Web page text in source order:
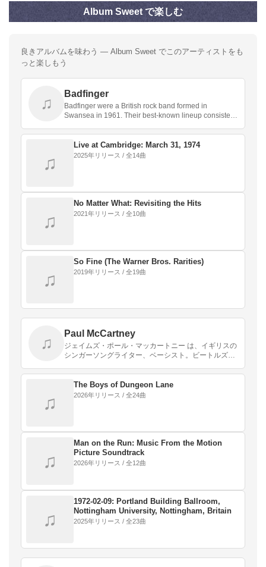
Album Sweet で楽しむ
良きアルバムを味わう — Album Sweet でこのアーティストをも
っと楽しもう
♫
Badfinger
Badfinger were a British rock band formed in
Swansea in 1961. Their best-known lineup consisted
♫
Live at Cambridge: March 31, 1974
2025年リリース / 全14曲
♫
No Matter What: Revisiting the Hits
2021年リリース / 全10曲
♫
So Fine (The Warner Bros. Rarities)
2019年リリース / 全19曲
♫
Paul McCartney
ジェイムズ・ポール・マッカートニー は、イギリスの
シンガーソングライター、ベーシスト。ビートルズの
が、父のファーストネームも同じくジェイムズである
ことから…
♫
The Boys of Dungeon Lane
2026年リリース / 全24曲
♫
Man on the Run: Music From the Motion
Picture Soundtrack
2026年リリース / 全12曲
♫
1972-02-09: Portland Building Ballroom,
Nottingham University, Nottingham, Britain
2025年リリース / 全23曲